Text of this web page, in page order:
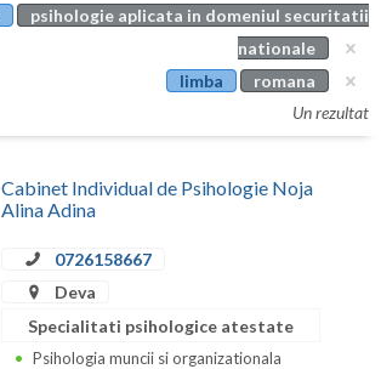
psihologie aplicata in domeniul securitatii
nationale
limba
romana
Un rezultat
Cabinet Individual de Psihologie Noja
Alina Adina
0726158667
Deva
Specialitati psihologice atestate
Psihologia muncii si organizationala